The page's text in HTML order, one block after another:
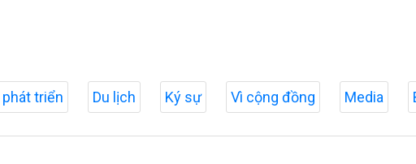
triển Du lịch Ký sự Vì cộng đồng Media